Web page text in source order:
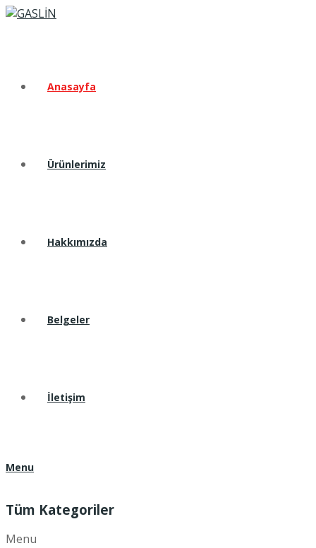
Anasayfa
Ürünlerimiz
Hakkımızda
Belgeler
İletişim
Menu
Tüm Kategoriler
Menu